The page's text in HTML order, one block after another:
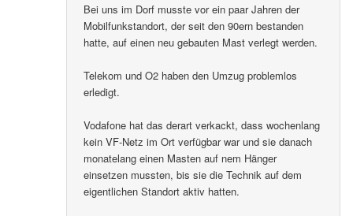
Bei uns im Dorf musste vor ein paar Jahren der
Mobilfunkstandort, der seit den 90ern bestanden
hatte, auf einen neu gebauten Mast verlegt werden.
Telekom und O2 haben den Umzug problemlos
erledigt.
Vodafone hat das derart verkackt, dass wochenlang
kein VF-Netz im Ort verfügbar war und sie danach
monatelang einen Masten auf nem Hänger
einsetzen mussten, bis sie die Technik auf dem
eigentlichen Standort aktiv hatten.